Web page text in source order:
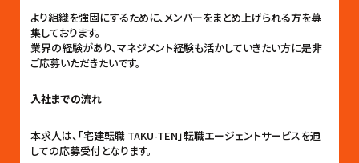
より組織を強固にするために、メンバーをまとめ上げられる方を募
集しております。
業界の経験があり、マネジメント経験も活かしていきたい方に是非
ご応募いただきたいです。
入社までの流れ
本求人は、「宅建転職 TAKU-TEN」転職エージェントサービスを通
しての応募受付となります。